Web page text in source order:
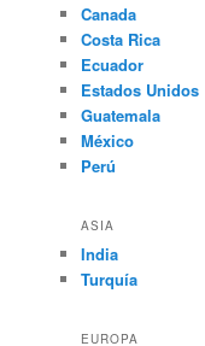
Canada
Costa Rica
Ecuador
Estados Unidos
Guatemala
México
Perú
ASIA
India
Turquía
EUROPA